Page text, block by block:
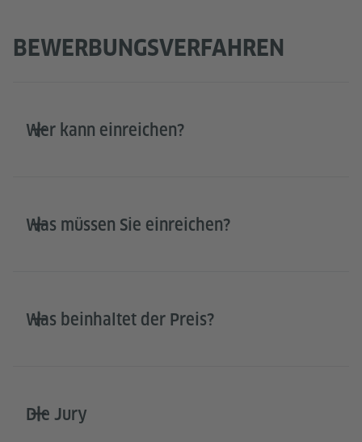
BEWERBUNGSVERFAHREN
Wer kann einreichen?
Was müssen Sie einreichen?
Was beinhaltet der Preis?
Die Jury